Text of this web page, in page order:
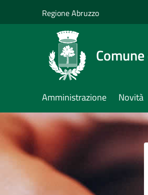
Regione Abruzzo
Amministrazione Novità